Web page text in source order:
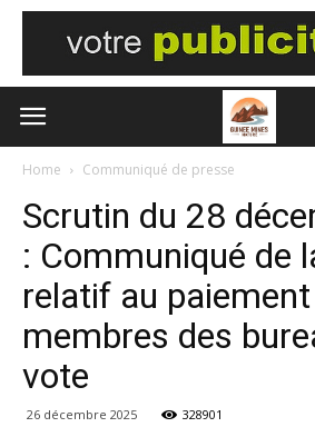
Home Communiqué de presse
Scrutin du 28
: Communiqué de
relatif au
membres des
vote
26 décembre 2025 328901